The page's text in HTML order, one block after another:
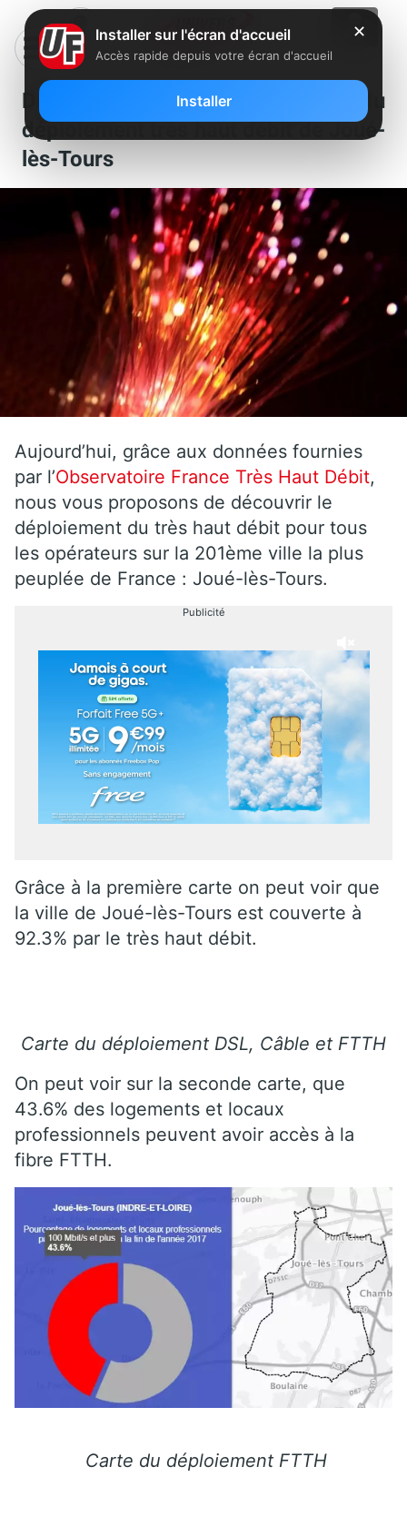
Découvrez les cartes du
déploiement très haut débit de Joué-
lès-Tours
Aujourd’hui, grâce aux données fournies
par l’Observatoire France Très Haut Débit,
nous vous proposons de découvrir le
déploiement du très haut débit pour tous
les opérateurs sur la 201ème ville la plus
peuplée de France : Joué-lès-Tours.
Publicité
Grâce à la première carte on peut voir que
la ville de Joué-lès-Tours est couverte à
92.3% par le très haut débit.
Carte du déploiement DSL, Câble et FTTH
On peut voir sur la seconde carte, que
43.6% des logements et locaux
professionnels peuvent avoir accès à la
fibre FTTH.
Carte du déploiement FTTH
✕
Installer sur l'écran d'accueil
Accès rapide depuis votre écran d'accueil
Installer